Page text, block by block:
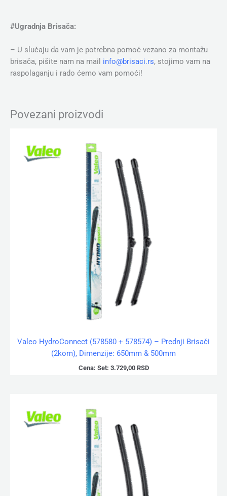
#Ugradnja Brisača:
– U slučaju da vam je potrebna pomoć vezano za montažu
brisača, pišite nam na mail info@brisaci.rs, stojimo vam na
raspolaganju i rado ćemo vam pomoći!
Povezani proizvodi
Valeo HydroConnect (578580 + 578574) – Prednji Brisači
(2kom), Dimenzije: 650mm & 500mm
Cena: Set: 3.729,00 RSD